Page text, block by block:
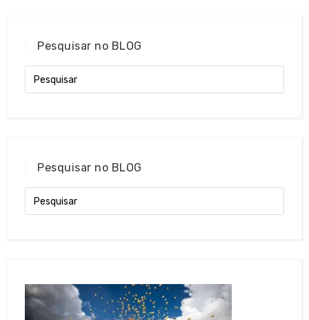
Pesquisar no BLOG
Pesquisar no BLOG